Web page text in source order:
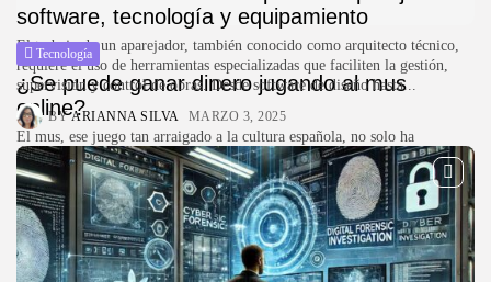
Tecnología
¿Se puede ganar dinero jugando al mus
online?
El mus, ese juego tan arraigado a la cultura española, no solo ha
sobrevivido al paso del tiempo, sino que ahora también ha encontrado su
sitio en el mundo digital....
BY ARIANNA SILVA MARZO 24, 2025
software, tecnología y equipamiento
El trabajo de un aparejador, también conocido como arquitecto técnico,
requiere el uso de herramientas especializadas que faciliten la gestión,
supervisión y control de obras. Desde software de diseño hasta...
BY ARIANNA SILVA MARZO 3, 2025